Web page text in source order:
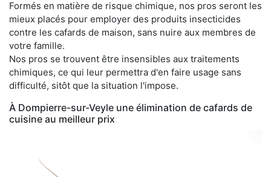
Formés en matière de risque chimique, nos pros seront les
mieux placés pour employer des produits insecticides
contre les cafards de maison, sans nuire aux membres de
votre famille.
Nos pros se trouvent être insensibles aux traitements
chimiques, ce qui leur permettra d'en faire usage sans
difficulté, sitôt que la situation l'impose.
À Dompierre-sur-Veyle une élimination de cafards de
cuisine au meilleur prix